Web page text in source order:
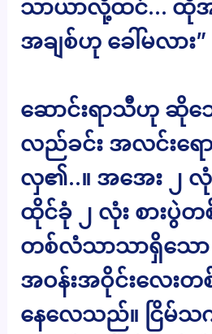
သာယာလို့ထင်… ထိုအ
အချစ်ဟု ခေါ်မလား”
ဆောင်းရာသီဟု ဆိုသ
လည်ခင်း အလင်းရေ
လှ၏..။ အအေး ၂ လုံ
ထိုင်ခုံ ၂ လုံး စားပွဲတ
တစ်လံသာသာရှိသော
အဝန်းအဝိုင်းလေး
နေလေသည်။ ငြိမ်